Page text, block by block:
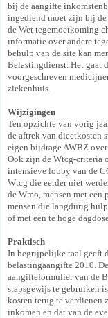
bij de aangifte
ingediend moet zijn bij de
de Wet tegemoetkoming
informatie over andere
behulp van de site kan
Belastingdienst. Het gaat
voorgeschreven
ziekenhuis.
Wijzigingen
Ten opzichte van vorig
de aftrek van dieetkosten
eigen bijdrage AWBZ
Ook zijn de Wtcg-criteria
intensieve lobby van de
Wtcg die eerder niet
de Wmo, mensen met
mensen die langdurig
of met een te hoge
Praktisch
In begrijpelijke taal geeft
belastingaangifte 2010.
aangifteformulier van de
stapsgewijs te gebruiken
kosten terug te verdienen
inkomen en dat van de